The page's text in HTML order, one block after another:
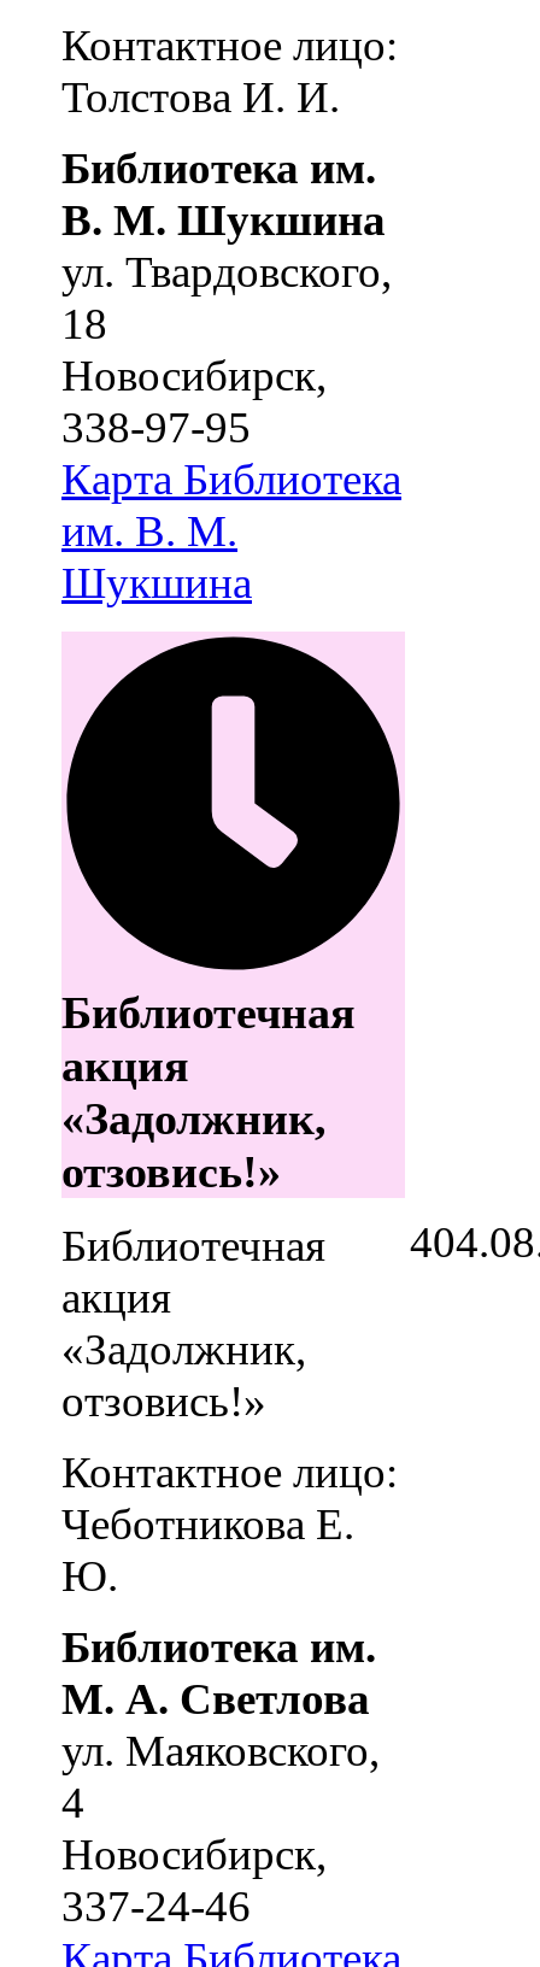
Контактное лицо:
Толстова И. И.
Библиотека им.
В. М. Шукшина
ул. Твардовского,
18
Новосибирск,
338-97-95
Карта Библиотека
им. В. М.
Шукшина
Библиотечная
акция
«Задолжник,
отзовись!»
Библиотечная
акция
«Задолжник,
отзовись!»
Контактное лицо:
Чеботникова Е.
Ю.
Библиотека им.
М. А. Светлова
ул. Маяковского,
4
Новосибирск,
337-24-46
4